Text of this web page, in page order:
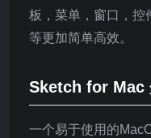
板，菜单，窗口，控
等更加简单高效。
Sketch for Mac
一个易于使用的